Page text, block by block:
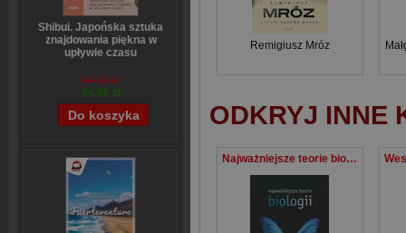
Shibui. Japońska sztuka
znajdowania piękna w
upływie czasu
64,13 zł
54,66 zł
Remigiusz Mróz
ODKRYJ INNE
Najważniejsze teorie biologii